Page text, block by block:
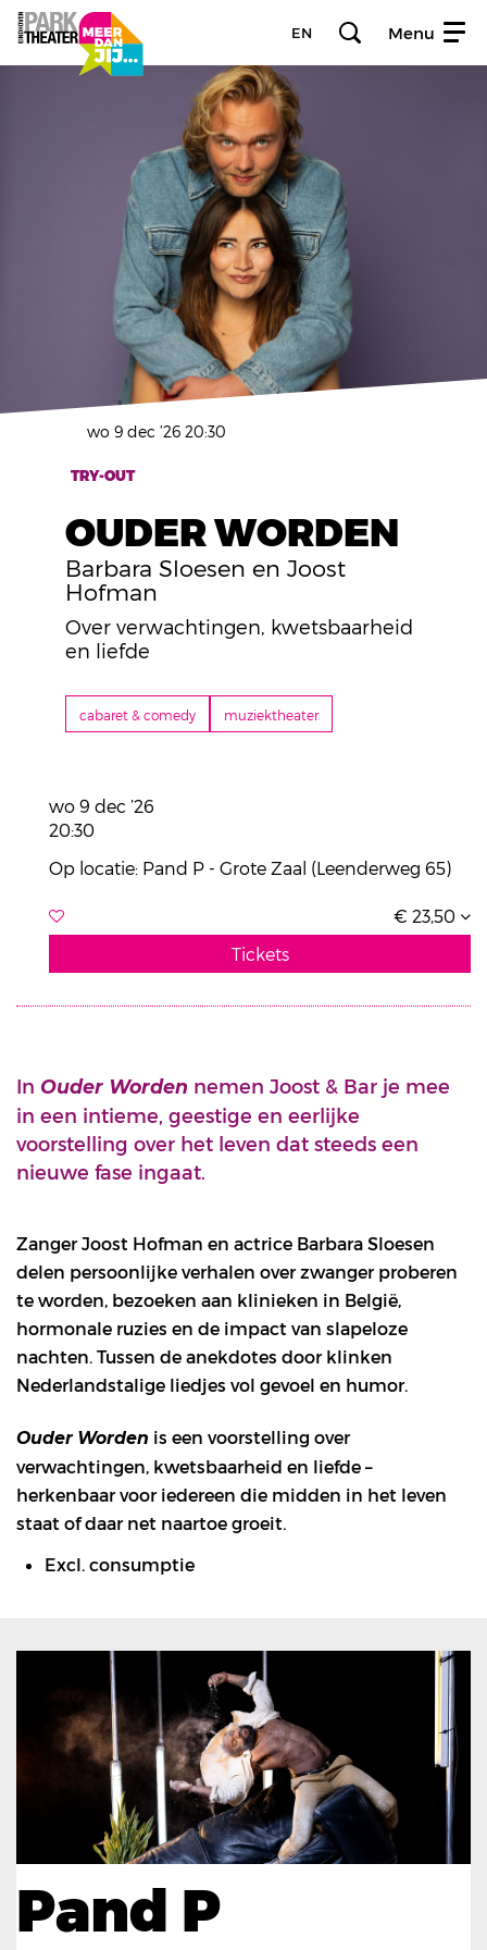
EN Menu
OUDER WORDEN
Barbara Sloesen en Joost
Hofman
TRY-OUT
wo 9 dec ’26 20:30
Over verwachtingen, kwetsbaarheid
en liefde
cabaret & comedy muziektheater
wo 9 dec ’26
20:30
Op locatie: Pand P - Grote Zaal (Leenderweg 65)
€ 23,50
Tickets
In Ouder Worden nemen Joost & Bar je mee
in een intieme, geestige en eerlijke
voorstelling over het leven dat steeds een
nieuwe fase ingaat.
Zanger Joost Hofman en actrice Barbara Sloesen
delen persoonlijke verhalen over zwanger proberen
te worden, bezoeken aan klinieken in België,
hormonale ruzies en de impact van slapeloze
nachten. Tussen de anekdotes door klinken
Nederlandstalige liedjes vol gevoel en humor.
Ouder Worden is een voorstelling over
verwachtingen, kwetsbaarheid en liefde –
herkenbaar voor iedereen die midden in het leven
staat of daar net naartoe groeit.
Excl. consumptie
Pand P